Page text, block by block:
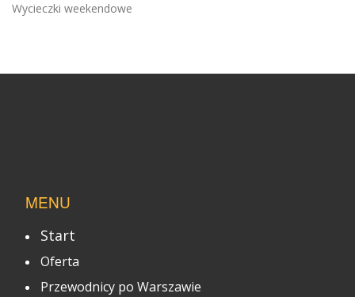
Wycieczki weekendowe
MENU
Start
Oferta
Przewodnicy po Warszawie